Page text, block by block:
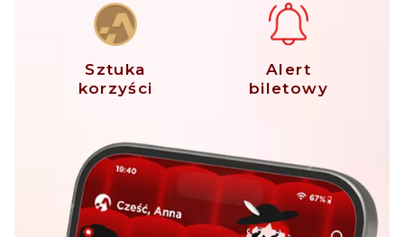
Sztuka
korzyści
Alert
biletowy